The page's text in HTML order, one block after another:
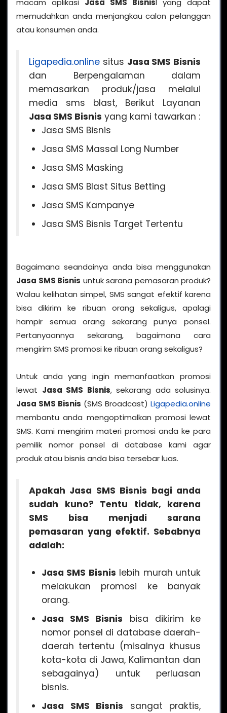
macam aplikasi Jasa SMS Bisnisl yang dapat
memudahkan anda menjangkau calon pelanggan
atau konsumen anda.
Ligapedia.online situs Jasa SMS Bisnis
dan Berpengalaman dalam
memasarkan produk/jasa melalui
media sms blast, Berikut Layanan
Jasa SMS Bisnis yang kami tawarkan :
Jasa SMS Bisnis
Jasa SMS Massal Long Number
Jasa SMS Masking
Jasa SMS Blast Situs Betting
Jasa SMS Kampanye
Jasa SMS Bisnis Target Tertentu
Bagaimana seandainya anda bisa menggunakan
Jasa SMS Bisnis untuk sarana pemasaran produk?
Walau kelihatan simpel, SMS sangat efektif karena
bisa dikirim ke ribuan orang sekaligus, apalagi
hampir semua orang sekarang punya ponsel.
Pertanyaannya sekarang, bagaimana cara
mengirim SMS promosi ke ribuan orang sekaligus?
Untuk anda yang ingin memanfaatkan promosi
lewat Jasa SMS Bisnis, sekarang ada solusinya.
Jasa SMS Bisnis (SMS Broadcast) Ligapedia.online
membantu anda mengoptimalkan promosi lewat
SMS. Kami mengirim materi promosi anda ke para
pemilik nomor ponsel di database kami agar
produk atau bisnis anda bisa tersebar luas.
Apakah Jasa SMS Bisnis bagi anda
sudah kuno? Tentu tidak, karena
SMS bisa menjadi sarana
pemasaran yang efektif. Sebabnya
adalah:
Jasa SMS Bisnis lebih murah untuk
melakukan promosi ke banyak
orang.
Jasa SMS Bisnis bisa dikirim ke
nomor ponsel di database daerah-
daerah tertentu (misalnya khusus
kota-kota di Jawa, Kalimantan dan
sebagainya) untuk perluasan
bisnis.
Jasa SMS Bisnis sangat praktis,